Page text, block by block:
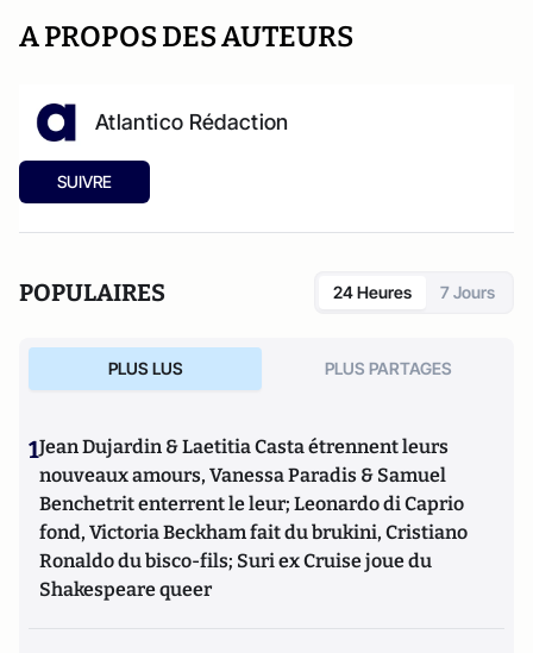
A PROPOS DES AUTEURS
Atlantico Rédaction
SUIVRE
POPULAIRES 24 Heures 7 Jours
PLUS LUS PLUS PARTAGES
1Jean Dujardin & Laetitia Casta étrennent leurs
nouveaux amours, Vanessa Paradis & Samuel
Benchetrit enterrent le leur; Leonardo di Caprio
fond, Victoria Beckham fait du brukini, Cristiano
Ronaldo du bisco-fils; Suri ex Cruise joue du
Shakespeare queer